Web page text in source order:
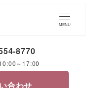
MENU
8770
～17:00
合わせ